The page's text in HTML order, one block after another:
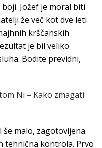
Jožef je moral biti
že več kot dve leti
krščanskih
je bil veliko
Bodite previdni,
Ni – Kako zmagati
malo, zagotovljena
tehnična kontrola. Prvo